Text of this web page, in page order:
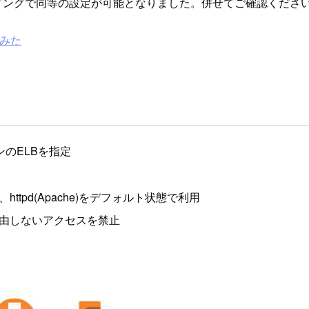
た
のELBを指定
httpd(Apache)をデフォルト状態で利用
しないアクセスを禁止